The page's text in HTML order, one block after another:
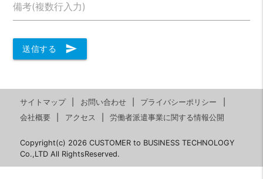
備考(複数行入力)
送信する send
サイトマップ お問い合わせ
プライバシーポリシー
会社概要
アクセス 労働者派遣事業に関する情報公開
Copyright(c) 2026 CUSTOMER to BUSINESS TECHNOLOGY
Co.,LTD All RightsReserved.